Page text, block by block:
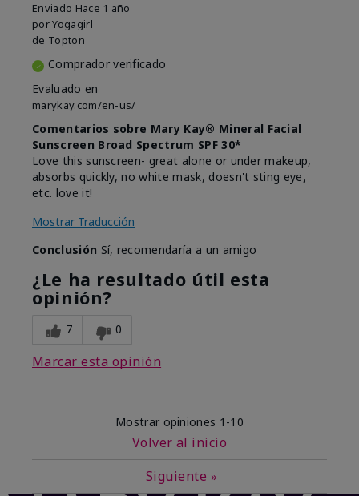
Enviado Hace 1 año
porYogagirl
de Topton
Comprador verificado
Evaluado en
marykay.com/en-us/
Comentarios sobre Mary Kay® Mineral Facial
Sunscreen Broad Spectrum SPF 30*
Love this sunscreen- great alone or under makeup,
absorbs quickly, no white mask, doesn't sting eye,
etc. love it!
Mostrar Traducción
Conclusión Sí, recomendaría a un amigo
¿Le ha resultado útil esta
opinión?
7 0
Marcar esta opinión
Mostrar opiniones 1-10
Volver al inicio
Siguiente »